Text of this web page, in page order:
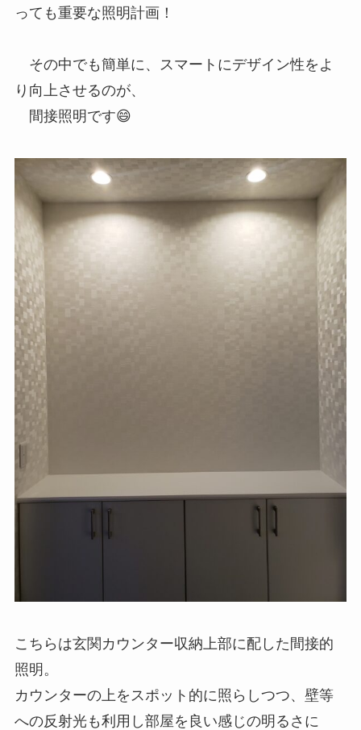
っても重要な照明計画！
その中でも簡単に、スマートにデザイン性をよ
り向上させるのが、
間接照明です😄
こちらは玄関カウンター収納上部に配した間接的
照明。
カウンターの上をスポット的に照らしつつ、壁等
への反射光も利用し部屋を良い感じの明るさに